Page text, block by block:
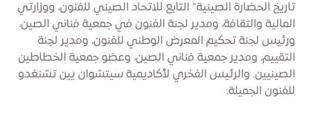
تاريخ الحضارة الصينية" التابع للاتحاد الصيني للفنون، ووزارتي
المالية والثقافة، ومدير لجنة الفنون في جمعية فناني الصين،
ورئيس لجنة تحكيم المعرض الوطني للفنون، ومدير لجنة
التقييم، ومدير جمعية فناني الصين، وعضو جمعية الخطاطين
الصينيين. والرئيس الفخري لأكاديمية سيتشوان يين تشنغدو
للفنون الجميلة.